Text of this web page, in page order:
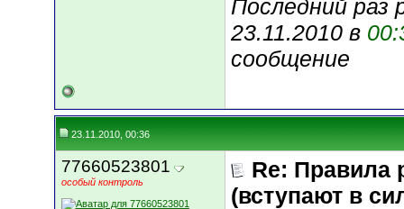
Последний раз
23.11.2010 в
сообщение
23.11.2010, 00:36
77660523801
особый контроль
Re: Правила
(вступают в